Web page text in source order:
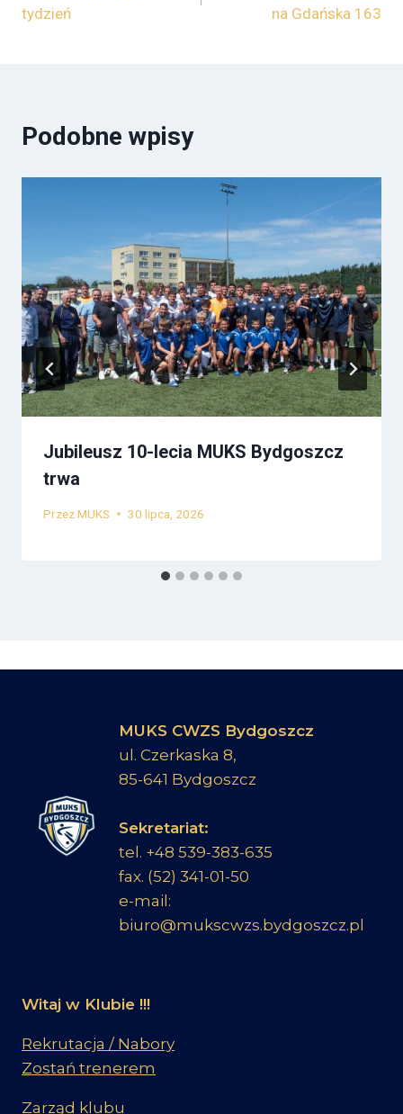
tydzień
na Gdańska 163
Podobne wpisy
Jubileusz 10-lecia MUKS Bydgoszcz
trwa
PrzezMUKS 30 lipca, 2026
MUKS CWZS Bydgoszcz
ul. Czerkaska 8,
85-641 Bydgoszcz
Sekretariat:
tel. +48 539-383-635
fax. (52) 341-01-50
e-mail:
biuro@mukscwzs.bydgoszcz.pl
Witaj w Klubie !!!
Rekrutacja / Nabory
Zostań trenerem
Zarząd klubu